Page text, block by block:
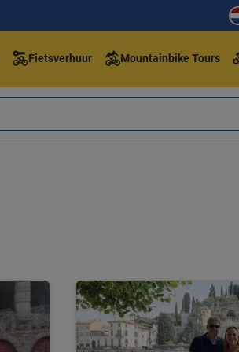
Fietsverhuur Mountainbike Tours